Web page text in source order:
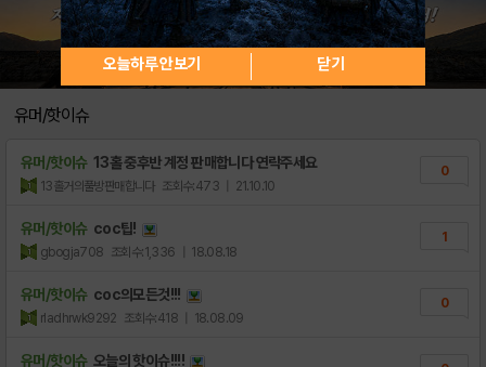
[정보] 마을회관 레벨별 건설/연구 정보 16
퀸이 방타를 때릴때 횟수(퀸 렙 확장)
[안내] 계정 거래 글 등록을 금지합니다.
유머/핫이슈
유머/핫이슈 13홀 중후반 계정 판매합니다 연락주세요
13홀거의풀방판매합니다 조회수:473 | 21.10.10
0
유머/핫이슈 coc팁!
gbogja708 조회수:1,336 | 18.08.18
1
유머/핫이슈 coc의모든것!!!
rladhrwk9292 조회수:418 | 18.08.09
0
유머/핫이슈 오늘의 핫이슈!!!!
오늘하루 안보기 닫기